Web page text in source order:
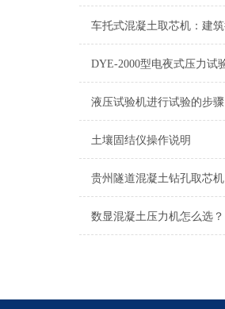
液压试验机进行试验的步骤
土壤固结仪操作说明
贵州隧道混凝土钻孔取芯机
数显混凝土压力机怎么选？